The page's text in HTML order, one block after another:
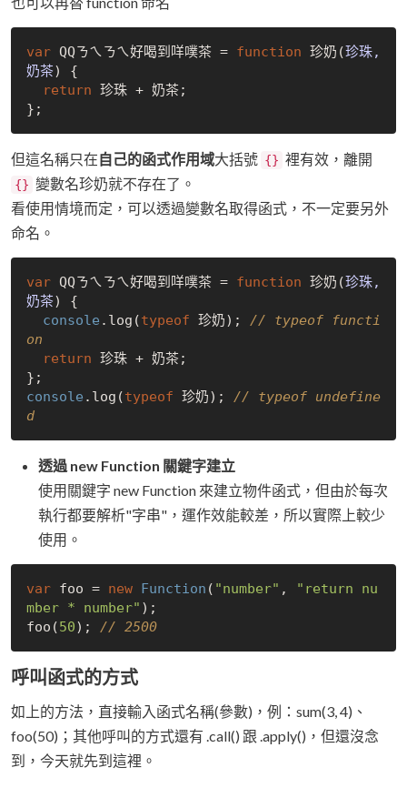
var QQㄋㄟㄋㄟ好喝到咩噗茶 = function 珍奶(珍珠,
奶茶) {
return 珍珠 + 奶茶;
但這名稱只在自己的函式作用域大括號 {} 裡有效，離開
{} 變數名珍奶就不存在了。
看使用情境而定，可以透過變數名取得函式，不一定要另外
命名。
var QQㄋㄟㄋㄟ好喝到咩噗茶 = function 珍奶(珍珠,
奶茶) {
console .log(typeof 珍奶); // typeof functi
on
return 珍珠 + 奶茶;
console .log(typeof 珍奶); // typeof undefine
d
透過 new Function 關鍵字建立
使用關鍵字 new Function 來建立物件函式，但由於每次
執行都要解析"字串"，運作效能較差，所以實際上較少
使用。
var foo = new Function ( "number" ,
"return nu
mber * number" );
foo(50); // 2500
呼叫函式的方式
如上的方法，直接輸入函式名稱(參數)，例：sum(3, 4)、
foo(50)；其他呼叫的方式還有 .call() 跟 .apply()，但還沒念
到，今天就先到這裡。